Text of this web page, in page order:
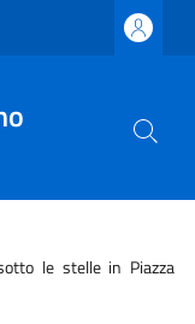
le stelle in Piazza